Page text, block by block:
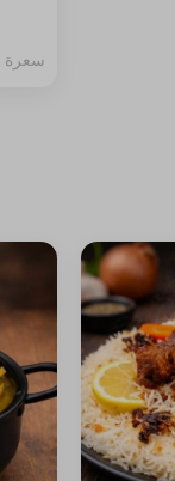
1700